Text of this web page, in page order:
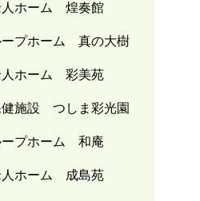
人ホーム 煌奏館
ープホーム 真の大樹
人ホーム 彩美苑
健施設 つしま彩光園
ープホーム 和庵
人ホーム 成島苑